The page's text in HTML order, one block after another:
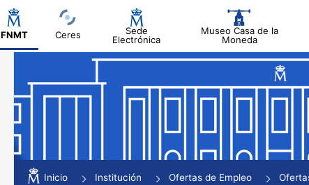
FNMT Ceres
Sede
Electrónica
Museo Casa de la
Moneda
Mostrar/Ocultar
Mostrar/Ocultar
Inicio Institución Ofertas de Empleo